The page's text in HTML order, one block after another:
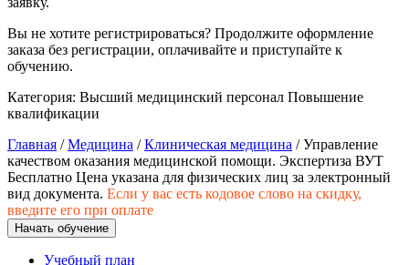
Ветеринария и зоотехника
аккредитации
Дополнительные Услуги
Вы не хотите регистрироваться? Продолжите оформление
заказа без регистрации, оплачивайте и приступайте к
обучению.
Категория: Высший медицинский персонал Повышение
квалификации
Главная /Медицина /Клиническая медицина / Управление
качеством оказания медицинской помощи. Экспертиза ВУТ
Бесплатно Цена указана для физических лиц за электронный
вид документа. Если у вас есть кодовое слово на скидку,
введите его при оплате
Начать обучение
Учебный план